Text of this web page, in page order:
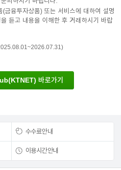
금융투자상품) 또는 서비스에 대하여 설명
듣고 내용을 이해한 후 거래하시기 바랍
바로가기
수수료안내
이용시간안내